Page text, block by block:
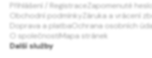
Přihlášení / Registrace Zapomenuté heslo
Obchodní podmínky Záruka a vrácení
Doprava a platbaOchrana osobních
O společnostiMapa stránek
Další služby